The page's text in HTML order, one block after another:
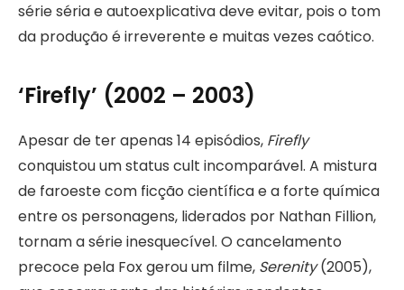
série séria e autoexplicativa deve evitar, pois o tom
da produção é irreverente e muitas vezes caótico.
‘Firefly’ (2002 – 2003)
Apesar de ter apenas 14 episódios, Firefly
conquistou um status cult incomparável. A mistura
de faroeste com ficção científica e a forte química
entre os personagens, liderados por Nathan Fillion,
tornam a série inesquecível. O cancelamento
precoce pela Fox gerou um filme, Serenity(2005),